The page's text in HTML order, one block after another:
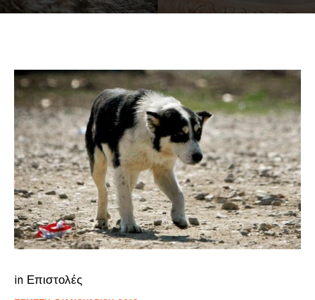
in Επιστολές